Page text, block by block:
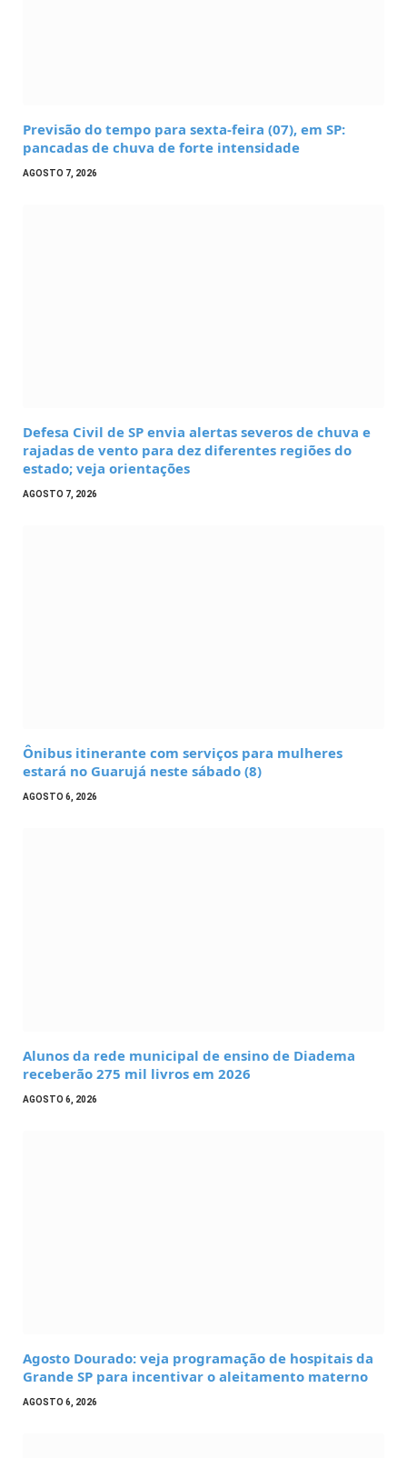
Previsão do tempo para sexta-feira (07), em SP:
pancadas de chuva de forte intensidade
AGOSTO 7, 2026
Defesa Civil de SP envia alertas severos de chuva e
rajadas de vento para dez diferentes regiões do
estado; veja orientações
AGOSTO 7, 2026
Ônibus itinerante com serviços para mulheres
estará no Guarujá neste sábado (8)
AGOSTO 6, 2026
Alunos da rede municipal de ensino de Diadema
receberão 275 mil livros em 2026
AGOSTO 6, 2026
Agosto Dourado: veja programação de hospitais da
Grande SP para incentivar o aleitamento materno
AGOSTO 6, 2026